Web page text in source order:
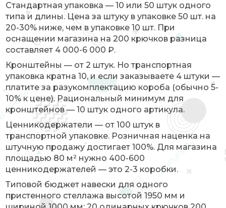
Стандартная упаковка — 10 или 50 штук одного
типа и длины. Цена за штуку в упаковке 50 шт. на
20-30% ниже, чем в упаковке 10 шт. При
оснащении магазина на 200 крючков разница
составляет 4 000-6 000 ₽.
Кронштейны — от 2 штук. Но транспортная
упаковка кратна 10, и если заказываете 4 штуки —
платите за разукомплектацию короба (обычно 5-
10% к цене). Рациональный минимум для
кронштейнов — 10 штук одного артикула.
Ценникодержатели — от 100 штук в
транспортной упаковке. Розничная наценка на
штучную продажу достигает 100%. Для магазина
площадью 80 м² нужно 400-600
ценникодержателей — это 2-3 коробки.
Типовой бюджет навески для одного
пристенного стеллажа высотой 1950 мм и